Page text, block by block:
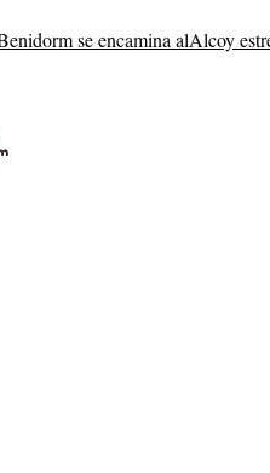
se encamina alAlcoy